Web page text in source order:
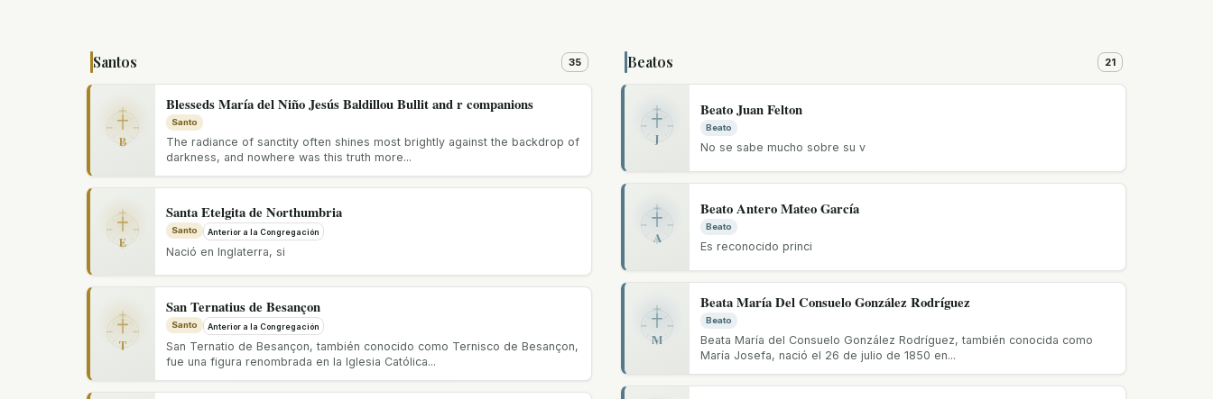
Santos 35
B
Blesseds María del Niño Jesús Baldillou Bullit and r companions
Santo
The radiance of sanctity often shines most brightly against the backdrop of
darkness, and nowhere was this truth more...
E
Santa Etelgita de Northumbria
Santo Anterior a la Congregación
Nació en Inglaterra, si
T
San Ternatius de Besançon
Santo Anterior a la Congregación
San Ternatio de Besançon, también conocido como Ternisco de Besançon,
fue una figura renombrada en la Iglesia Católica...
Beatos 21
J
Beato Juan Felton
Beato
No se sabe mucho sobre su v
A
Beato Antero Mateo García
Beato
Es reconocido princi
M
Beata María Del Consuelo González Rodríguez
Beato
Beata María del Consuelo González Rodríguez, también conocida como
María Josefa, nació el 26 de julio de 1850 en...